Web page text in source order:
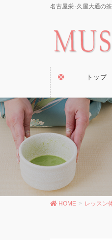
名古屋栄･久屋大通の
トップ
HOME レッスン